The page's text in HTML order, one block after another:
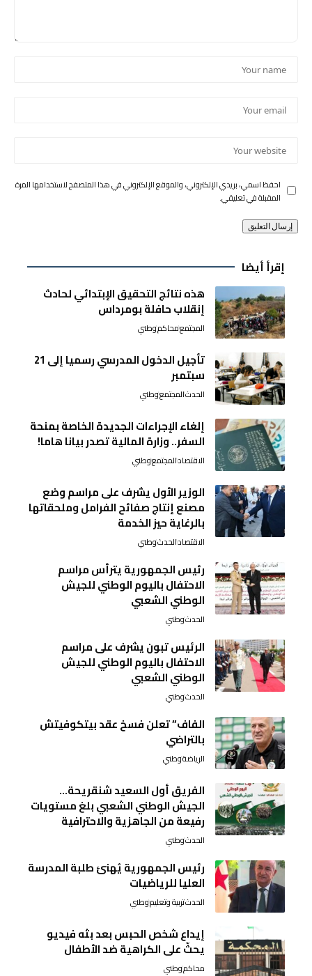
احفظ اسمي، بريدي الإلكتروني، والموقع الإلكتروني في هذا المتصفح لاستخدامها المرة
المقبلة في تعليقي.
إقرأ أيضا
هذه نتائج التحقيق الإبتدائي لحادث
إنقلاب حافلة بومرداس
المجتمعمحاكموطني
تأجيل الدخول المدرسي رسميا إلى 21
سبتمبر
الحدثالمجتمعوطني
إلغاء الإجراءات الجديدة الخاصة بمنحة
السفر.. وزارة المالية تصدر بيانا هاما!
الاقتصادالمجتمعوطني
الوزير الأول يشرف على مراسم وضع
مصنع إنتاج صفائح الفرامل وملحقاتها
بالرغاية حيز الخدمة
الاقتصادالحدثوطني
رئيس الجمهورية يترأس مراسم
الاحتفال باليوم الوطني للجيش
الوطني الشعبي
الحدثوطني
الرئيس تبون يشرف على مراسم
الاحتفال باليوم الوطني للجيش
الوطني الشعبي
الحدثوطني
الفاف” تعلن فسخ عقد بيتكوفيتش
بالتراضي
الرياضةوطني
الفريق أول السعيد شنقريحة…
الجيش الوطني الشعبي بلغ مستويات
رفيعة من الجاهزية والاحترافية
الحدثوطني
رئيس الجمهورية يُهنئ طلبة المدرسة
العليا للرياضيات
الحدثتربية وتعليموطني
إيداع شخص الحبس بعد بثه فيديو
يحثّ على الكراهية ضد الأطفال
محاكموطني